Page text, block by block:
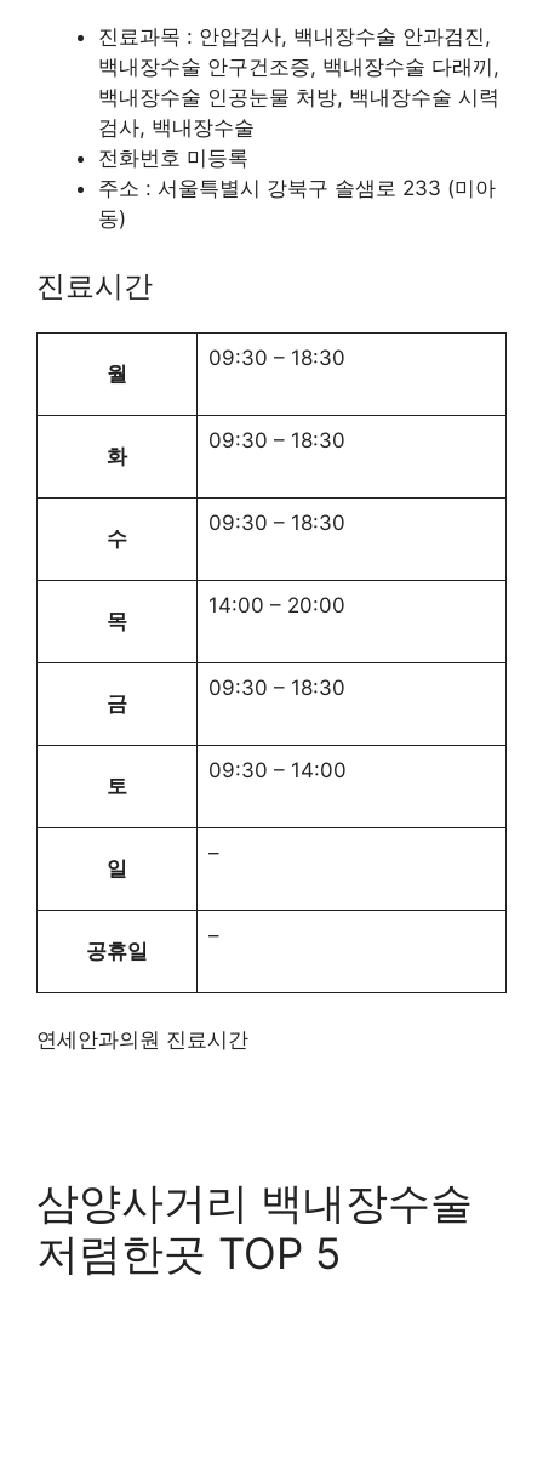
진료과목 : 안압검사, 백내장수술 안과검진,
백내장수술 안구건조증, 백내장수술 다래끼,
백내장수술 인공눈물 처방, 백내장수술 시력
검사, 백내장수술
전화번호 미등록
주소 : 서울특별시 강북구 솔샘로 233 (미아
동)
진료시간
월
09:30 – 18:30
화
09:30 – 18:30
수
09:30 – 18:30
목
14:00 – 20:00
금
09:30 – 18:30
토
09:30 – 14:00
일
–
공휴일
–
연세안과의원 진료시간
삼양사거리 백내장수술
저렴한곳 TOP 5